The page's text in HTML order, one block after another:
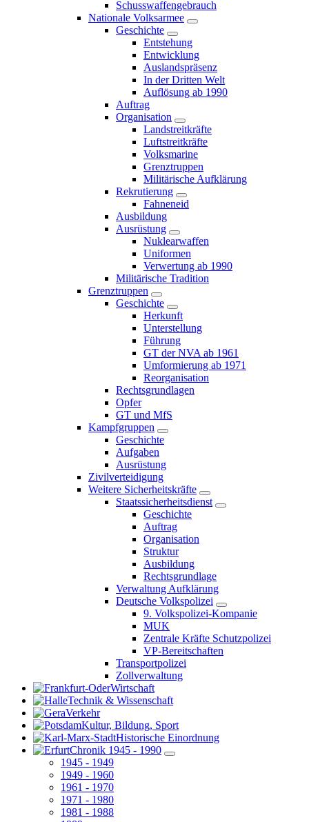
Schusswaffengebrauch
Nationale Volksarmee
Geschichte
Entstehung
Entwicklung
Auslandspräsenz
In der Dritten Welt
Auflösung ab 1990
Auftrag
Organisation
Landstreitkräfte
Luftstreitkräfte
Volksmarine
Grenztruppen
Militärische Aufklärung
Rekrutierung
Fahneneid
Ausbildung
Ausrüstung
Nuklearwaffen
Uniformen
Verwertung ab 1990
Militärische Tradition
Grenztruppen
Geschichte
Herkunft
Unterstellung
Führung
GT der NVA ab 1961
Umformierung ab 1971
Reorganisation
Rechtsgrundlagen
Opfer
GT und MfS
Kampfgruppen
Geschichte
Aufgaben
Ausrüstung
Zivilverteidigung
Weitere Sicherheitskräfte
Staatssicherheitsdienst
Geschichte
Auftrag
Organisation
Struktur
Ausbildung
Rechtsgrundlage
Verwaltung Aufklärung
Deutsche Volkspolizei
9. Volkspolizei-Kompanie
MUK
Zentrale Kräfte Schutzpolizei
VP-Bereitschaften
Transportpolizei
Zollverwaltung
Wirtschaft
Technik & Wissenschaft
Verkehr
Kultur, Bildung, Sport
Historische Einordnung
Chronik 1945 - 1990
1945 - 1949
1949 - 1960
1961 - 1970
1971 - 1980
1981 - 1988